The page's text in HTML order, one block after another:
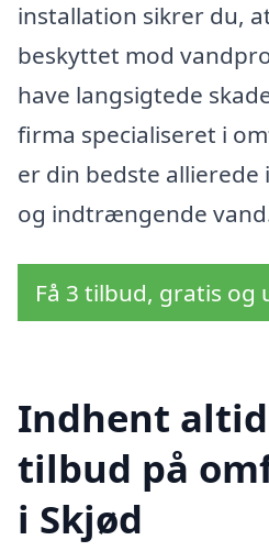
installation sikrer du,
beskyttet mod
have langsigtede
firma specialiseret i
er din bedste
og indtrængende
Få 3 tilbud, gratis
Indhent
tilbud på
i Skjød